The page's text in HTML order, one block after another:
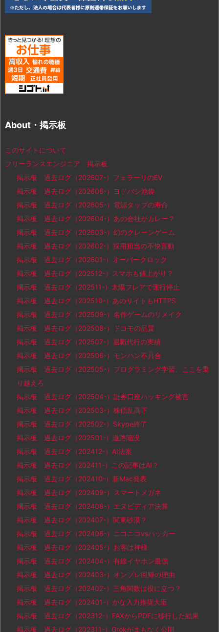
About・掲示板
このサイトについて
フリーランスエンジニア 掲示板
掲示板 過去ログ（202607-）フェラーリのEV
掲示板 過去ログ（202606-）ヨドバシ池袋
掲示板 過去ログ（202605-）電源タップの寿命
掲示板 過去ログ（202604-）あの会社がカレー？
掲示板 過去ログ（202603-）幻のクレーンゲーム
掲示板 過去ログ（202602-）採用担当の不快言動
掲示板 過去ログ（202601-）オーバークロック
掲示板 過去ログ（202512-）スマホも値上がり？
掲示板 過去ログ（202511-）太陽フレアで運行停止
掲示板 過去ログ（202510-）あのサイトもHTTPS
掲示板 過去ログ（202509-）名作ゲームのリメイク
掲示板 過去ログ（202508-）ドコモの品質
掲示板 過去ログ（202507-）退職代行の実績
掲示板 過去ログ（202506-）モンハン不具合
掲示板 過去ログ（202505-）プログラミング学習、ここを乗
り越えろ
掲示板 過去ログ（202504-）証券口座ハッキング被害
掲示板 過去ログ（202503-）株価乱高下
掲示板 過去ログ（202502-）Skype終了
掲示板 過去ログ（202501-）道路陥没
掲示板 過去ログ（202412-）AI法案
掲示板 過去ログ（202411-）この記事はAI？
掲示板 過去ログ（202410-）新Mac発表
掲示板 過去ログ（202409-）スマートメガネ
掲示板 過去ログ（202408-）エヌビディア決算
掲示板 過去ログ（202407-）関東砂漠？
掲示板 過去ログ（202406-）ニコニコvsハッカー
掲示板 過去ログ（202405-）お客は神様
掲示板 過去ログ（202404-）有線イヤホン最強
掲示板 過去ログ（202403-）オンプレ回帰の理由
掲示板 過去ログ（202402-）三角関数は役に立つ？
掲示板 過去ログ（202401-）かな入力推奨大臣
掲示板 過去ログ（202312-）FAXからPDFに移行した結果
掲示板 過去ログ（202311-）Grokがまもなく公開